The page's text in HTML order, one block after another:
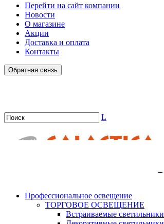
Перейти на сайт компании
Новости
О магазине
Акции
Доставка и оплата
Контакты
Обратная связь
L
Профессиональное освещение
ТОРГОВОЕ ОСВЕЩЕНИЕ
Встраиваемые светильники